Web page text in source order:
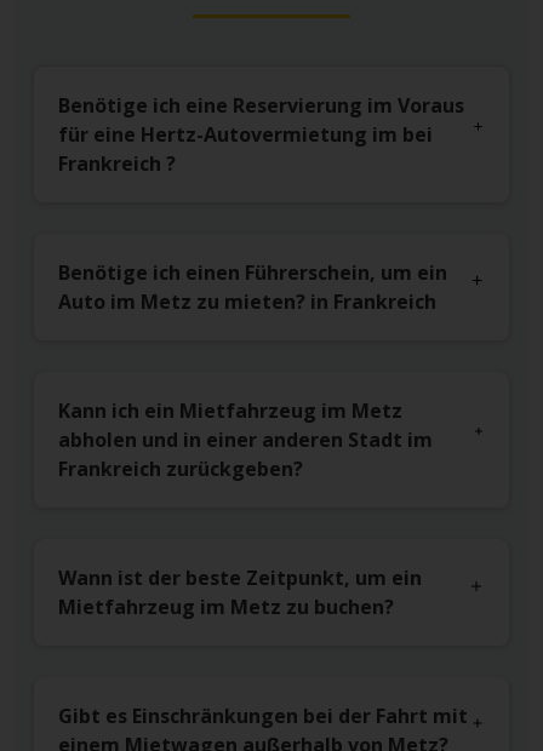
Benötige ich eine Reservierung im Voraus
für eine Hertz-Autovermietung im bei
Frankreich ?
Benötige ich einen Führerschein, um ein
Auto im Metz zu mieten? in Frankreich
Kann ich ein Mietfahrzeug im Metz
abholen und in einer anderen Stadt im
Frankreich zurückgeben?
Wann ist der beste Zeitpunkt, um ein
Mietfahrzeug im Metz zu buchen?
Gibt es Einschränkungen bei der Fahrt mit
einem Mietwagen außerhalb von Metz?